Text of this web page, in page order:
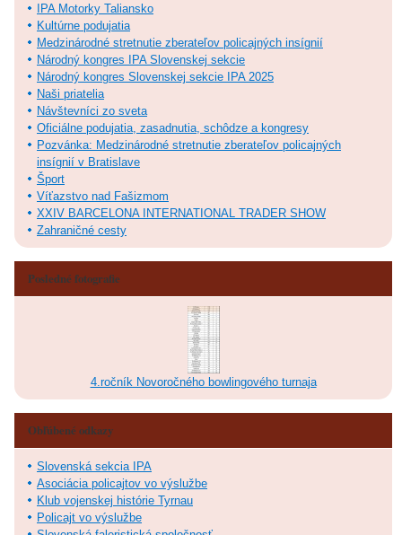
IPA Motorky Taliansko
Kultúrne podujatia
Medzinárodné stretnutie zberateľov policajných insígnií
Národný kongres IPA Slovenskej sekcie
Národný kongres Slovenskej sekcie IPA 2025
Naši priatelia
Návštevníci zo sveta
Oficiálne podujatia, zasadnutia, schôdze a kongresy
Pozvánka: Medzinárodné stretnutie zberateľov policajných
insígnií v Bratislave
Šport
Víťazstvo nad Fašizmom
XXIV BARCELONA INTERNATIONAL TRADER SHOW
Zahraničné cesty
Posledné fotografie
4.ročník Novoročného bowlingového turnaja
Obľúbené odkazy
Slovenská sekcia IPA
Asociácia policajtov vo výslužbe
Klub vojenskej histórie Tyrnau
Policajt vo výslužbe